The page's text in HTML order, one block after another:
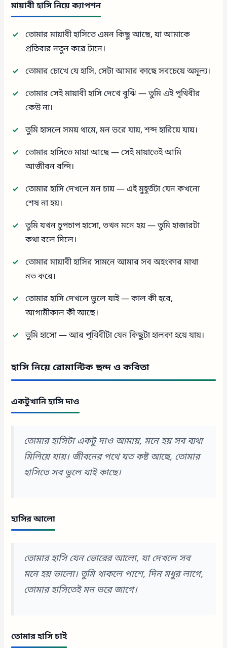
মায়াবী হাসি নিয়ে ক্যাপশন
তোমার মায়াবী হাসিতে এমন কিছু আছে, যা আমাকে
প্রতিবার নতুন করে টানে।
তোমার চোখে যে হাসি, সেটা আমার কাছে সবচেয়ে অমূল্য।
তোমার সেই মায়াবী হাসি দেখে বুঝি — তুমি এই পৃথিবীর
কেউ না।
তুমি হাসলে সময় থামে, মন ভরে যায়, শব্দ হারিয়ে যায়।
তোমার হাসিতে মায়া আছে — সেই মায়াতেই আমি
আজীবন বন্দি।
তোমার হাসি দেখলে মন চায় — এই মুহূর্তটা যেন কখনো
শেষ না হয়।
তুমি যখন চুপচাপ হাসো, তখন মনে হয় — তুমি হাজারটা
কথা বলে দিলে।
তোমার মায়াবী হাসির সামনে আমার সব অহংকার মাথা
নত করে।
তোমার হাসি দেখলে ভুলে যাই — কাল কী হবে,
আগামীকাল কী আছে।
তুমি হাসো — আর পৃথিবীটা যেন কিছুটা হালকা হয়ে যায়।
হাসি নিয়ে রোমান্টিক ছন্দ ও কবিতা
একটুখানি হাসি দাও
তোমার হাসিটা একটু দাও আমায়, মনে হয় সব ব্যথা
মিলিয়ে যায়। জীবনের পথে যত কষ্ট আছে, তোমার
হাসিতে সব ভুলে যাই কাছে।
হাসির আলো
তোমার হাসি যেন ভোরের আলো, যা দেখলে সব
মনে হয় ভালো। তুমি থাকলে পাশে, দিন মধুর লাগে,
তোমার হাসিতেই মন ভরে জাগে।
তোমার হাসি চাই